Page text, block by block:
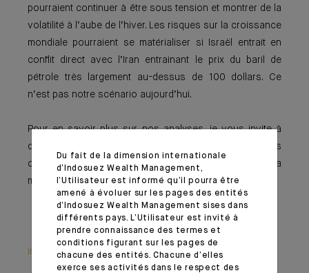
pourraient continuer à être sous tension et montrer de la
volatilité à l’aube de l’hiver. Les risques sur la croissance
mondiale pourraient se matérialiser si Israël entrait en
conflit direct avec l’Iran entrainant le prix du baril de
pétrole très largement au-dessus de 100 dollars. Ce
n’est pas notre scénario aujourd’hui.
Pour en savoir plus sur nos analyses, je vous invite à
découvrir ce numéro qui étudie notamment les
conséquences de cette crise sur les prix du pétrole et la
moindre dépendance de notre économie à l’or noir.
Important information
Du fait de la dimension internationale
d’Indosuez Wealth Management,
l’Utilisateur est informé qu’il pourra être
amené à évoluer sur les pages des entités
d’Indosuez Wealth Management sises dans
différents pays. L’Utilisateur est invité à
prendre connaissance des termes et
conditions figurant sur les pages de
chacune des entités. Chacune d’elles
exerce ses activités dans le respect des